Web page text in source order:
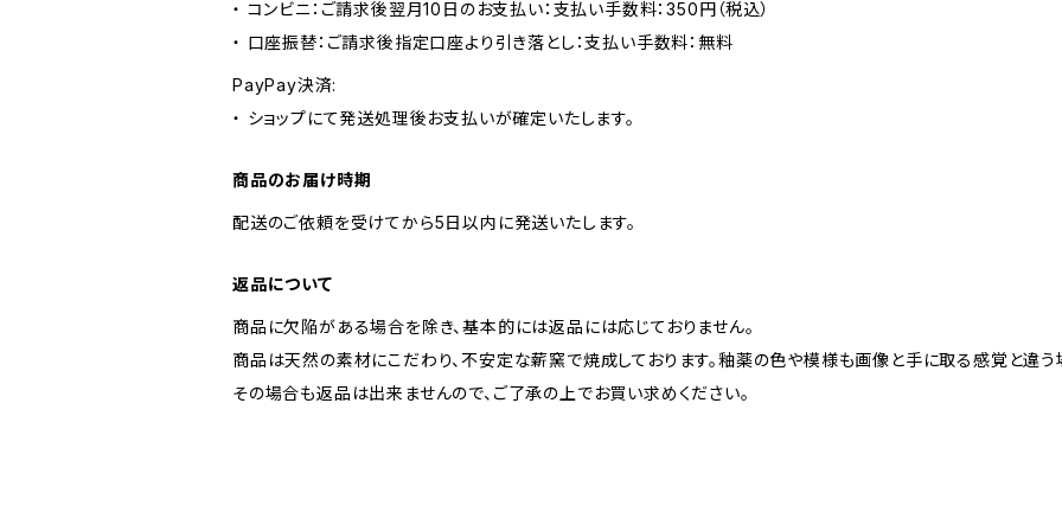
・ コンビニ：ご請求後翌月10日のお支払い：支払い手数料：350円（税込）
・ 口座振替：ご請求後指定口座より引き落とし：支払い手数料：無料
PayPay決済:
・ ショップにて発送処理後お支払いが確定いたします。
商品のお届け時期
配送のご依頼を受けてから5日以内に発送いたします。
返品について
商品に欠陥がある場合を除き、基本的には返品には応じておりません。
商品は天然の素材にこだわり、不安定な薪窯で焼成しております。釉薬の色や模様も画像と手に取る感覚と違う
その場合も返品は出来ませんので、ご了承の上でお買い求めください。